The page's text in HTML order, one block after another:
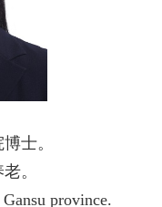
士。
。
province.